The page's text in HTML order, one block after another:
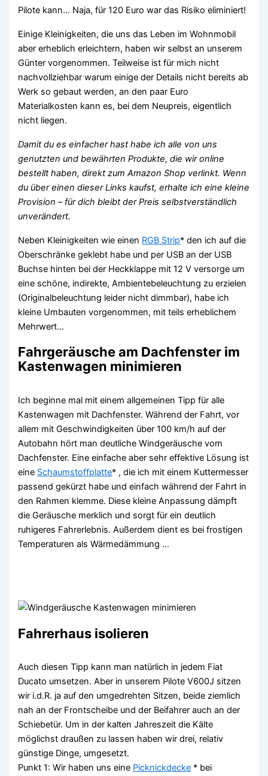
Pilote kann… Naja, für 120 Euro war das Risiko eliminiert!
Einige Kleinigkeiten, die uns das Leben im Wohnmobil
aber erheblich erleichtern, haben wir selbst an unserem
Günter vorgenommen. Teilweise ist für mich nicht
nachvollziehbar warum einige der Details nicht bereits ab
Werk so gebaut werden, an den paar Euro
Materialkosten kann es, bei dem Neupreis, eigentlich
nicht liegen.
Damit du es einfacher hast habe ich alle von uns
genutzten und bewährten Produkte, die wir online
bestellt haben, direkt zum Amazon Shop verlinkt. Wenn
du über einen dieser Links kaufst, erhalte ich eine kleine
Provision – für dich bleibt der Preis selbstverständlich
unverändert.
Neben Kleinigkeiten wie einen RGB Strip* den ich auf die
Oberschränke geklebt habe und per USB an der USB
Buchse hinten bei der Heckklappe mit 12 V versorge um
eine schöne, indirekte, Ambientebeleuchtung zu erzielen
(Originalbeleuchtung leider nicht dimmbar), habe ich
kleine Umbauten vorgenommen, mit teils erheblichem
Mehrwert…
Fahrgeräusche am Dachfenster im
Kastenwagen minimieren
Ich beginne mal mit einem allgemeinen Tipp für alle
Kastenwagen mit Dachfenster. Während der Fahrt, vor
allem mit Geschwindigkeiten über 100 km/h auf der
Autobahn hört man deutliche Windgeräusche vom
Dachfenster. Eine einfache aber sehr effektive Lösung ist
eine Schaumstoffplatte* , die ich mit einem Kuttermesser
passend gekürzt habe und einfach während der Fahrt in
den Rahmen klemme. Diese kleine Anpassung dämpft
die Geräusche merklich und sorgt für ein deutlich
ruhigeres Fahrerlebnis. Außerdem dient es bei frostigen
Temperaturen als Wärmedämmung …
Fahrerhaus isolieren
Auch diesen Tipp kann man natürlich in jedem Fiat
Ducato umsetzen. Aber in unserem Pilote V600J sitzen
wir i.d.R. ja auf den umgedrehten Sitzen, beide ziemlich
nah an der Frontscheibe und der Beifahrer auch an der
Schiebetür. Um in der kalten Jahreszeit die Kälte
möglichst draußen zu lassen haben wir drei, relativ
günstige Dinge, umgesetzt.
Punkt 1: Wir haben uns eine Picknickdecke * bei